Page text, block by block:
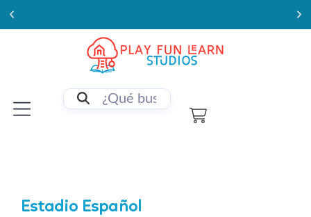
Enviamos a todo Chile
Estadio Español